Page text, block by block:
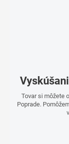
Tovar si môžete
Poprade.